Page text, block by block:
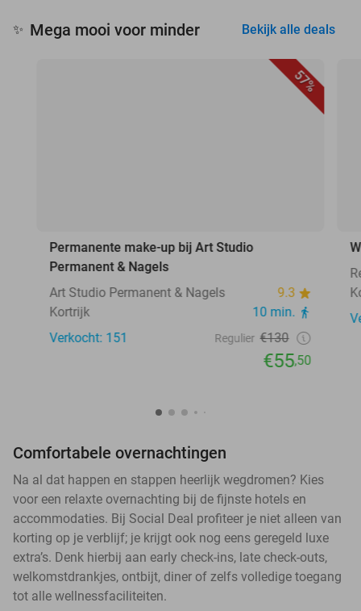
✨ Mega mooi voor minder Bekijk alle deals
57%
Permanente make-up bij Art Studio
Permanent & Nagels
Art Studio Permanent & Nagels
9.3
Kortrijk
10 min.
Verkocht: 151
Regulier €130
€55,50
Comfortabele overnachtingen
Na al dat happen en stappen heerlijk wegdromen? Kies
voor een relaxte overnachting bij de fijnste hotels en
accommodaties. Bij Social Deal profiteer je niet alleen van
korting op je verblijf; je krijgt ook nog eens geregeld luxe
extra’s. Denk hierbij aan early check-ins, late check-outs,
welkomstdrankjes, ontbijt, diner of zelfs volledige toegang
tot alle wellnessfaciliteiten.